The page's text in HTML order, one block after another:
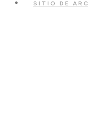
SITIO DE